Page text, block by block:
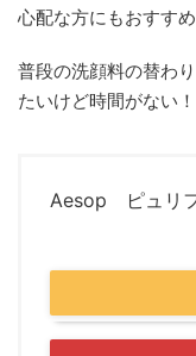
心配な方にもおすすめ
普段の洗顔料の替わ
たいけど時間がない
Aesop ピュリ